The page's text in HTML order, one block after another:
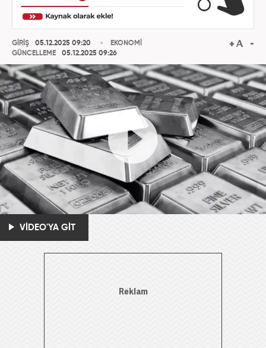
GİRİŞ
05.12.2025 09:20
GÜNCELLEME
05.12.2025 09:26
EKONOMİ
VİDEO'YA GİT